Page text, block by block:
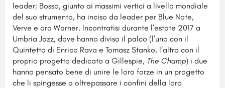
leader; Bosso, giunto ai massimi vertici a livello mondiale
del suo strumento, ha inciso da leader per Blue Note,
Verve e ora Warner. Incontratisi durante l’estate 2017 a
Umbria Jazz, dove hanno diviso il palco (l’uno con il
Quintetto di Enrico Rava e Tomasz Stanko, l’altro con il
proprio progetto dedicato a Gillespie, The Champ) i due
hanno pensato bene di unire le loro forze in un progetto
che li spingesse a oltrepassare i confini della loro